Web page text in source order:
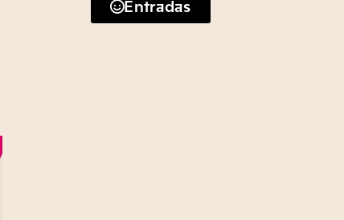
Entradas